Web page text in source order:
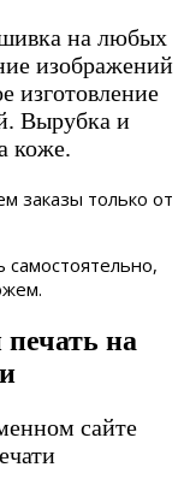
на любых
изображений
изготовление
Вырубка и
коже.
заказы только от
самостоятельно,
на
сайте